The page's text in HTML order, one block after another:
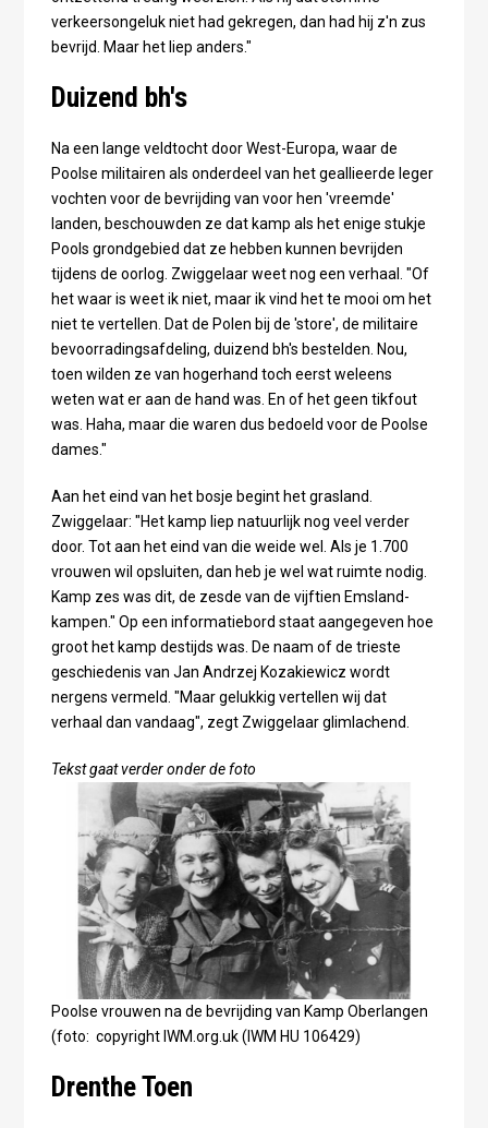
verkeersongeluk niet had gekregen, dan had hij z'n zus
bevrijd. Maar het liep anders."
Duizend bh's
Na een lange veldtocht door West-Europa, waar de
Poolse militairen als onderdeel van het geallieerde leger
vochten voor de bevrijding van voor hen 'vreemde'
landen, beschouwden ze dat kamp als het enige stukje
Pools grondgebied dat ze hebben kunnen bevrijden
tijdens de oorlog. Zwiggelaar weet nog een verhaal. "Of
het waar is weet ik niet, maar ik vind het te mooi om het
niet te vertellen. Dat de Polen bij de 'store', de militaire
bevoorradingsafdeling, duizend bh's bestelden. Nou,
toen wilden ze van hogerhand toch eerst weleens
weten wat er aan de hand was. En of het geen tikfout
was. Haha, maar die waren dus bedoeld voor de Poolse
dames."
Aan het eind van het bosje begint het grasland.
Zwiggelaar: "Het kamp liep natuurlijk nog veel verder
door. Tot aan het eind van die weide wel. Als je 1.700
vrouwen wil opsluiten, dan heb je wel wat ruimte nodig.
Kamp zes was dit, de zesde van de vijftien Emsland-
kampen." Op een informatiebord staat aangegeven hoe
groot het kamp destijds was. De naam of de trieste
geschiedenis van Jan Andrzej Kozakiewicz wordt
nergens vermeld. "Maar gelukkig vertellen wij dat
verhaal dan vandaag", zegt Zwiggelaar glimlachend.
Tekst gaat verder onder de foto
Poolse vrouwen na de bevrijding van Kamp Oberlangen
(foto: copyright IWM.org.uk (IWM HU 106429)
Drenthe Toen